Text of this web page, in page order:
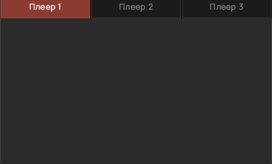
Плеер 1 Плеер 2 Плеер 3